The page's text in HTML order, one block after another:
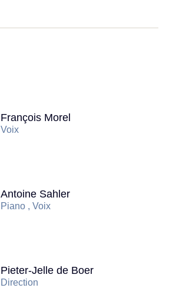
François Morel
Voix
Antoine Sahler
Piano , Voix
Pieter-Jelle de Boer
Direction